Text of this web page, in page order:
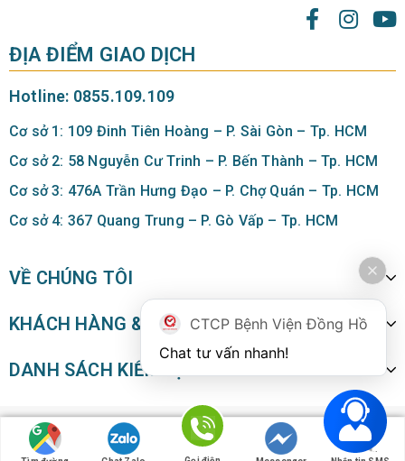
DANH SÁCH KIẾM ĐỊNH
VỀ CHÚNG TÔI
KHÁCH HÀNG & CHÍNH SÁCH
ĐỊA ĐIỂM GIAO DỊCH
Hotline: 0855.109.109
Cơ sở 1: 109 Đinh Tiên Hoàng – P. Sài Gòn – Tp. HCM
Cơ sở 2: 58 Nguyễn Cư Trinh – P. Bến Thành – Tp. HCM
Cơ sở 3: 476A Trần Hưng Đạo – P. Chợ Quán – Tp. HCM
Cơ sở 4: 367 Quang Trung – P. Gò Vấp – Tp. HCM
@ All right reserved - CÔNG TY CỔ PHẦN FOMIS VIỆT NAM - MST:
0316603519
CTCP Bệnh Viện Đồng Hồ
Chat tư vấn nhanh!